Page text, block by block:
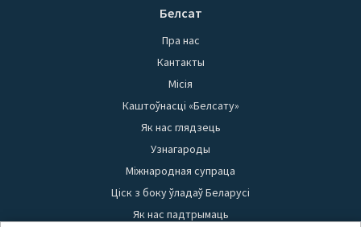
Белсат
Пра нас
Кантакты
Місія
Каштоўнасці «Белсату»
Як нас глядзець
Узнагароды
Міжнародная супраца
Ціск з боку ўладаў Беларусі
Як нас падтрымаць